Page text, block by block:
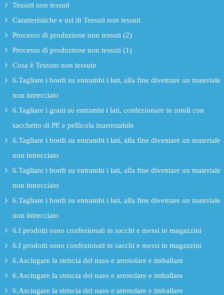
Tessuti non tessuti
Caratteristiche e usi di Tessuti non tessuti
Processo di produzione non tessuti (2)
Processo di produzione non tessuti (1)
Cosa è Tessuto non tessuto
6.Tagliare i bordi su entrambi i lati, alla fine diventare un materiale
non intrecciato
6.Tagliare i grani su entrambi i lati, confezionare in rotoli con
sacchetto di PE e pellicola inarrestabile
6.Tagliare i bordi su entrambi i lati, alla fine diventare un materiale
non intrecciato
6.Tagliare i bordi su entrambi i lati, alla fine diventare un materiale
non intrecciato
6.Tagliare i bordi su entrambi i lati, alla fine diventare un materiale
non intrecciato
6.I prodotti sono confezionati in sacchi e messi in magazzini
6.I prodotti sono confezionati in sacchi e messi in magazzini
6.Asciugare la striscia del naso e arrotolare e imballare
6.Asciugare la striscia del naso e arrotolare e imballare
6.Asciugare la striscia del naso e arrotolare e imballare